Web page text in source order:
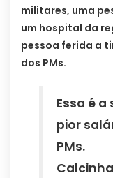
militares, uma
um hospital da
pessoa ferida a
dos PMs.
Essa é a
pior
PMs.